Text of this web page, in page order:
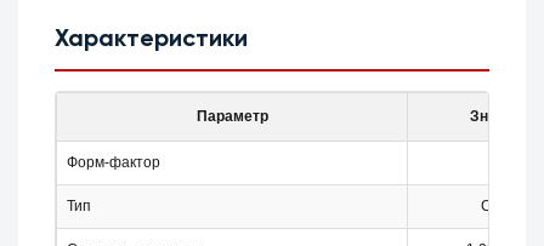
Характеристики
Параметр Значение
Форм-фактор
Тип CWDM